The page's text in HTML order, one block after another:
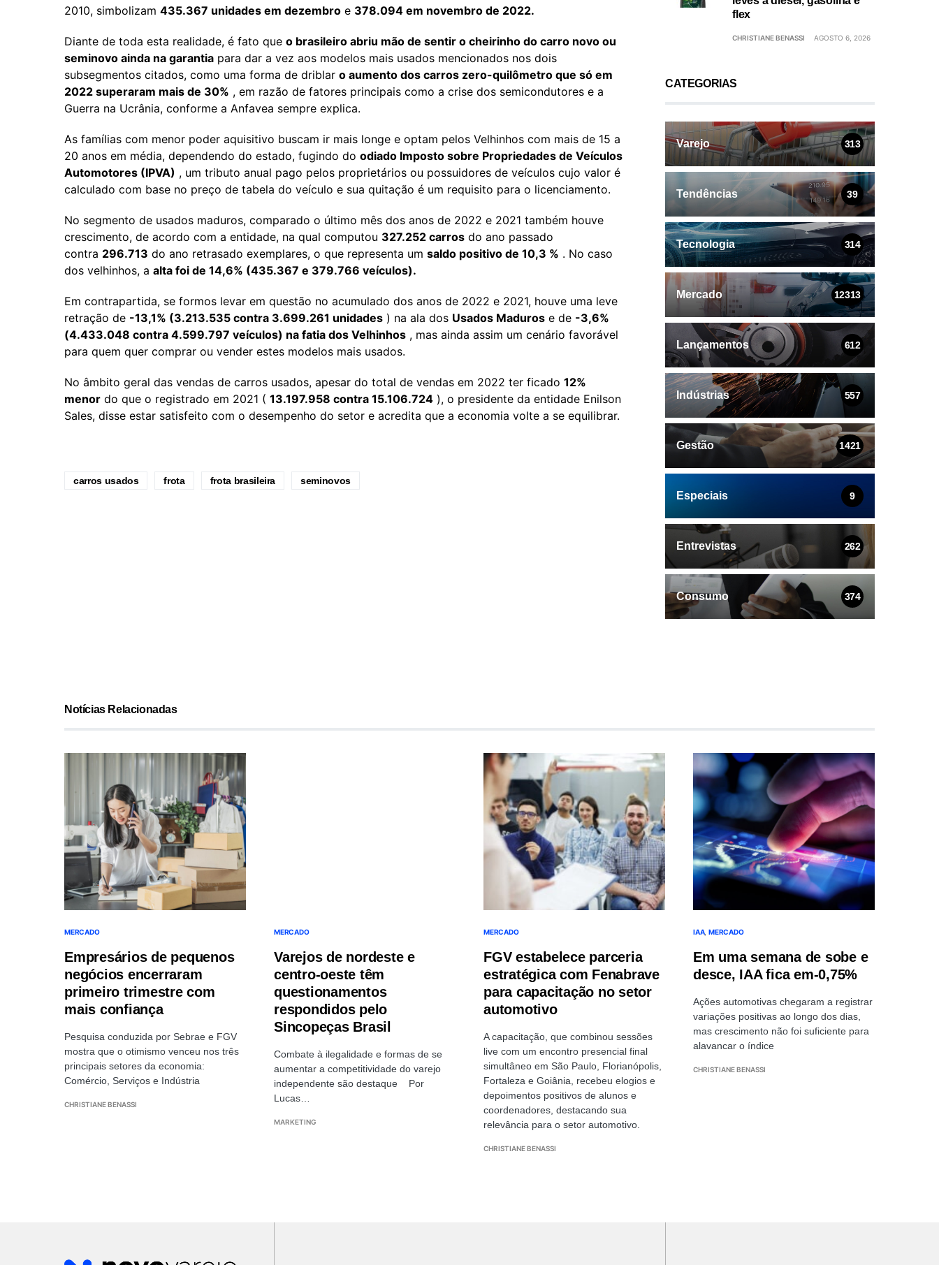
2010, simbolizam 435.367 unidades em dezembro e 378.094 em novembro de 2022.
Diante de toda esta realidade, é fato que o brasileiro abriu mão de sentir o cheirinho do carro novo ou
seminovo ainda na garantia para dar a vez aos modelos mais usados mencionados nos dois
subsegmentos citados, como uma forma de driblar o aumento dos carros zero-quilômetro que só em
2022 superaram mais de 30% , em razão de fatores principais como a crise dos semicondutores e a
Guerra na Ucrânia, conforme a Anfavea sempre explica.
As famílias com menor poder aquisitivo buscam ir mais longe e optam pelos Velhinhos com mais de 15 a
20 anos em média, dependendo do estado, fugindo do odiado Imposto sobre Propriedades de Veículos
Automotores (IPVA) , um tributo anual pago pelos proprietários ou possuidores de veículos cujo valor é
calculado com base no preço de tabela do veículo e sua quitação é um requisito para o licenciamento.
No segmento de usados maduros, comparado o último mês dos anos de 2022 e 2021 também houve
crescimento, de acordo com a entidade, na qual computou 327.252 carros do ano passado
contra 296.713 do ano retrasado exemplares, o que representa um saldo positivo de 10,3 % . No caso
dos velhinhos, a alta foi de 14,6% (435.367 e 379.766 veículos).
Em contrapartida, se formos levar em questão no acumulado dos anos de 2022 e 2021, houve uma leve
retração de -13,1% (3.213.535 contra 3.699.261 unidades ) na ala dos Usados Maduros e de -3,6%
(4.433.048 contra 4.599.797 veículos) na fatia dos Velhinhos , mas ainda assim um cenário favorável
para quem quer comprar ou vender estes modelos mais usados.
No âmbito geral das vendas de carros usados, apesar do total de vendas em 2022 ter ficado 12%
menor do que o registrado em 2021 ( 13.197.958 contra 15.106.724 ), o presidente da entidade Enilson
Sales, disse estar satisfeito com o desempenho do setor e acredita que a economia volte a se equilibrar.
carros usados frota frota brasileira seminovos
flex
CHRISTIANE BENASSI AGOSTO 6, 2026
CATEGORIAS
Varejo 313
Tendências 39
Tecnologia 314
Mercado 12313
Lançamentos 612
Indústrias 557
Gestão 1421
Especiais 9
Entrevistas 262
Consumo 374
Notícias Relacionadas
MERCADO
Empresários de pequenos
negócios encerraram
primeiro trimestre com
mais confiança
Pesquisa conduzida por Sebrae e FGV
mostra que o otimismo venceu nos três
principais setores da economia:
Comércio, Serviços e Indústria
CHRISTIANE BENASSI
MERCADO
Varejos de nordeste e
centro-oeste têm
questionamentos
respondidos pelo
Sincopeças Brasil
Combate à ilegalidade e formas de se
aumentar a competitividade do varejo
independente são destaque Por
Lucas…
MARKETING
MERCADO
FGV estabelece parceria
estratégica com Fenabrave
para capacitação no setor
automotivo
A capacitação, que combinou sessões
live com um encontro presencial final
simultâneo em São Paulo, Florianópolis,
Fortaleza e Goiânia, recebeu elogios e
depoimentos positivos de alunos e
coordenadores, destacando sua
relevância para o setor automotivo.
CHRISTIANE BENASSI
IAA MERCADO
Em uma semana de sobe e
desce, IAA fica em-0,75%
Ações automotivas chegaram a registrar
variações positivas ao longo dos dias,
mas crescimento não foi suficiente para
alavancar o índice
CHRISTIANE BENASSI